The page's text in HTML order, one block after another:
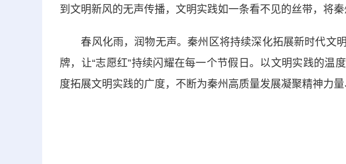
到文明新风的无声传播，文明实践如一条看不见的丝带，将
春风化雨，润物无声。秦州区将持续深化拓展新时代文
牌，让“志愿红”持续闪耀在每一个节假日。以文明实践的温
度拓展文明实践的广度，不断为秦州高质量发展凝聚精神力